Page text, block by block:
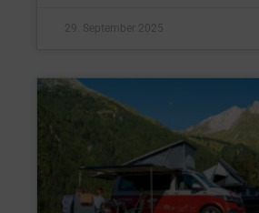
29. September 2025